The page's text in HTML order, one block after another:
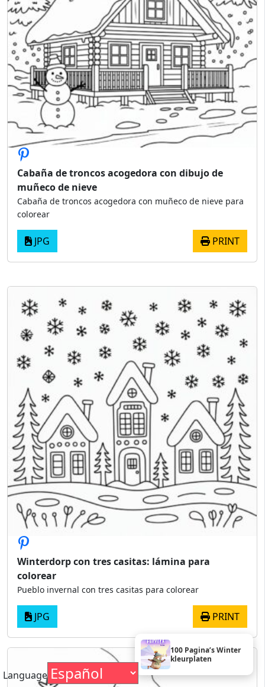
100 Pagina’s Winter
kleurplaten
Cabaña de troncos acogedora con dibujo de
muñeco de nieve
Cabaña de troncos acogedora con muñeco de nieve para
colorear
JPG PRINT
Winterdorp con tres casitas: lámina para
colorear
Pueblo invernal con tres casitas para colorear
JPG PRINT
Language